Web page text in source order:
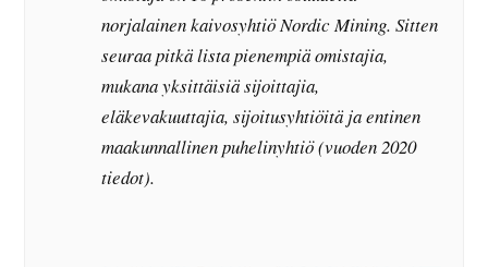
norjalainen kaivosyhtiö Nordic Mining. Sitten
seuraa pitkä lista pienempiä omistajia,
mukana yksittäisiä sijoittajia,
eläkevakuuttajia, sijoitusyhtiöitä ja entinen
maakunnallinen puhelinyhtiö (vuoden 2020
tiedot).